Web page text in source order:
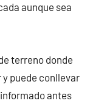
aunque sea
terreno donde
y puede conllevar
antes